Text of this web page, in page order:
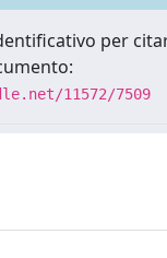
per
11572/7509